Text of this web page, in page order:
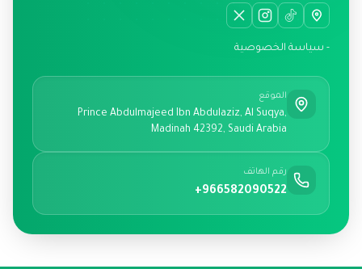
- سياسة الخصوصية
الموقع
Prince Abdulmajeed Ibn Abdulaziz, Al Suqya,
Madinah 42392, Saudi Arabia
رقم الهاتف
+966582090522